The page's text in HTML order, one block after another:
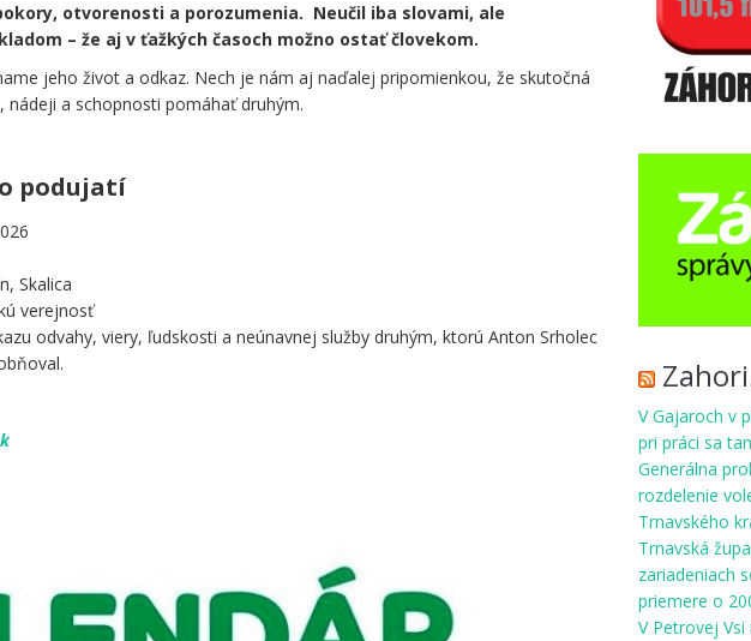
otvorenosti a porozumenia. Neučil iba slovami, ale
– že aj v ťažkých časoch možno ostať človekom.
jeho život a odkaz. Nech je nám aj naďalej pripomienkou, že skutočná
nádeji a schopnosti pomáhať druhým.
podujatí
Skalica
verejnosť
odvahy, viery, ľudskosti a neúnavnej služby druhým, ktorú Anton Srholec
V Gajaroch v
pri práci sa
Generálna
rozdelenie
Trnavského
Trnavská
zariadeniach
priemere o
V Petrovej